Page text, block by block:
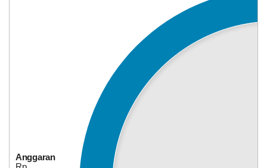
Anggaran
Bagi Hasil Pajak Dan Retribusi